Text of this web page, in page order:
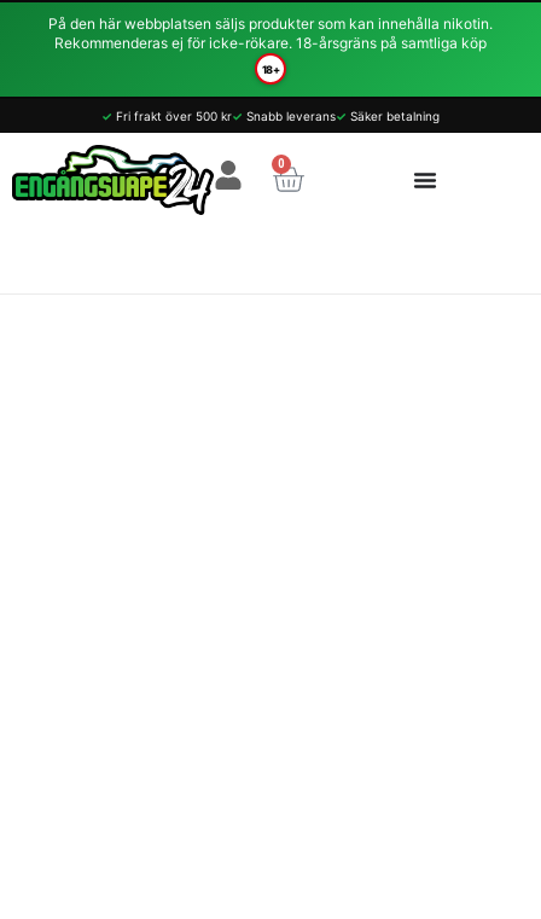
På den här webbplatsen säljs produkter som kan innehålla nikotin.
Rekommenderas ej för icke-rökare. 18-årsgräns på samtliga köp
18+
Hoppa
✓ Fri frakt över 500 kr✓ Snabb leverans✓ Säker betalning
0
Varukorg